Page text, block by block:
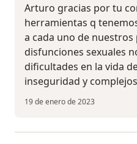
Arturo gracias por tu
herramientas q
a cada uno de
disfunciones sexuales
dificultades en la vida
inseguridad y
19 de enero de 2023